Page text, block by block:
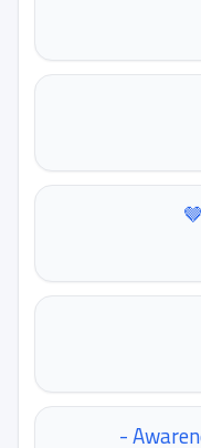
Awareness World Academy -